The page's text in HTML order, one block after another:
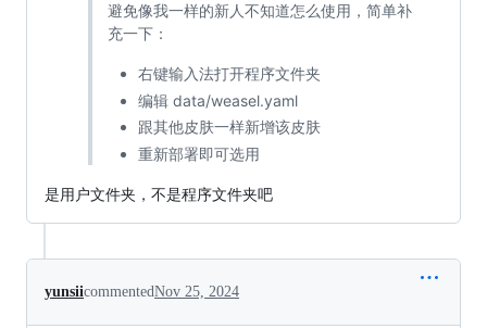
避免像我一样的新人不知道怎么使用，简单补
充一下：
右键输入法打开程序文件夹
编辑 data/weasel.yaml
跟其他皮肤一样新增该皮肤
重新部署即可选用
是用户文件夹，不是程序文件夹吧
yunsiicommentedNov 25, 2024